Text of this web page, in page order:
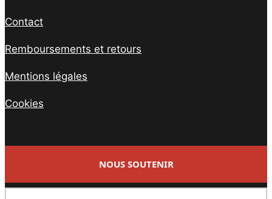
Contact
Remboursements et retours
Mentions légales
Cookies
NOUS SOUTENIR